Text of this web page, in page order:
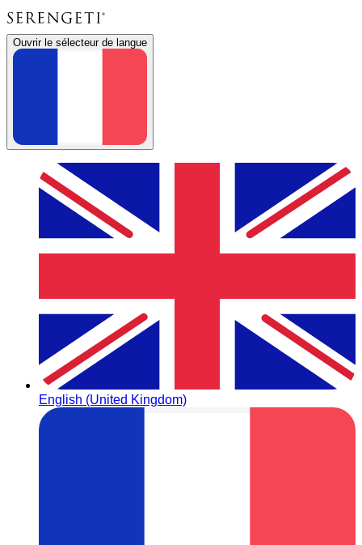
Ouvrir le sélecteur de langue
English (United Kingdom)